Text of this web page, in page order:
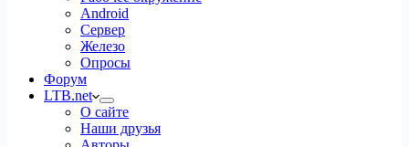
Android
Сервер
Железо
Опросы
Форум
LTB.net
О сайте
Наши друзья